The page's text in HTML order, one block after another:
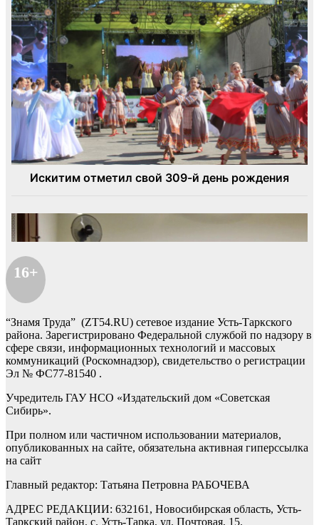
16+
“Знамя Труда” (ZT54.RU) сетевое издание Усть-Таркского
района. Зарегистрировано Федеральной службой по надзору в
сфере связи, информационных технологий и массовых
коммуникаций (Роскомнадзор), свидетельство о регистрации
Эл № ФС77-81540 .
Учредитель ГАУ НСО «Издательский дом «Советская
Сибирь».
При полном или частичном использовании материалов,
опубликованных на сайте, обязательна активная гиперссылка
на сайт
Главный редактор: Татьяна Петровна РАБОЧЕВА
АДРЕС РЕДАКЦИИ: 632161, Новосибирская область, Усть-
Таркский район, с. Усть-Тарка, ул. Почтовая, 15.